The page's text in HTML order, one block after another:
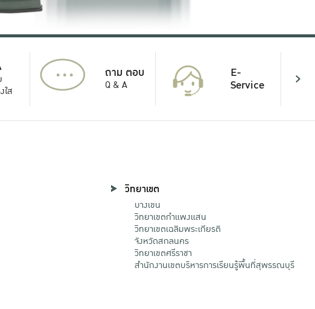
ใส
... ถาม ตอบ
Q & A
E-
Service
วิทยาเขต
บางเขน
วิทยาเขตกําแพงแสน
วิทยาเขตเฉลิมพระเกียรติ
จังหวัดสกลนคร
วิทยาเขตศรีราชา
สำนักงานเขตบริหารการเรียนรู้พื้นที่สุพรรณบุรี